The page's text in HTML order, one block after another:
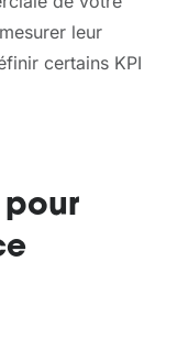
leur
certains KPI
pour